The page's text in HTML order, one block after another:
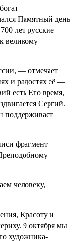
Памятный день
лет русские
великому
— отмечает
и радостях её —
есть Его время,
Сергий.
поддерживает
фрагмент
человеку,
Красоту и
9 октября мы
художника-